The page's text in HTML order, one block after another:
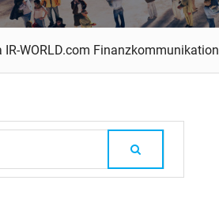
IR-WORLD.com Finanzkommunikation